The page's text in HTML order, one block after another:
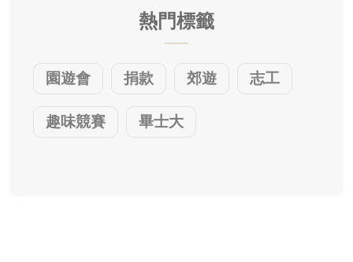
熱門標籤
園遊會 捐款 郊遊 志工
趣味競賽 畢士大